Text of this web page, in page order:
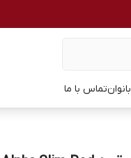
بانوانتماس با ما